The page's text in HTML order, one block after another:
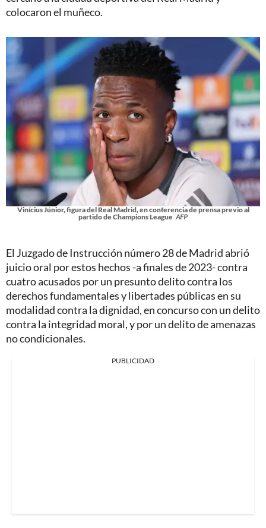
colocaron el muñeco.
Vinícius Júnior, figura del Real Madrid, en conferencia de prensa previo al
partido de Champions League AFP
El Juzgado de Instrucción número 28 de Madrid abrió
juicio oral por estos hechos -a finales de 2023- contra
cuatro acusados por un presunto delito contra los
derechos fundamentales y libertades públicas en su
modalidad contra la dignidad, en concurso con un delito
contra la integridad moral, y por un delito de amenazas
no condicionales.
PUBLICIDAD